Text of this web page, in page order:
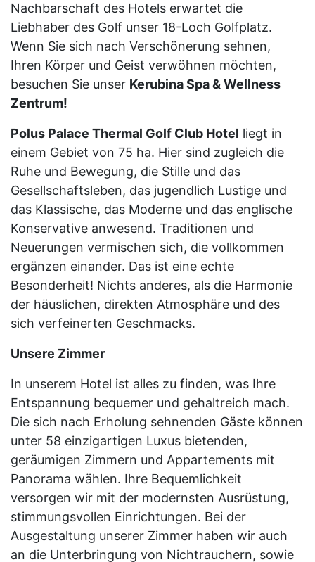
Nachbarschaft des Hotels erwartet die
Liebhaber des Golf unser 18-Loch Golfplatz.
Wenn Sie sich nach Verschönerung sehnen,
Ihren Körper und Geist verwöhnen möchten,
besuchen Sie unser Kerubina Spa & Wellness
Zentrum!
Polus Palace Thermal Golf Club Hotel liegt in
einem Gebiet von 75 ha. Hier sind zugleich die
Ruhe und Bewegung, die Stille und das
Gesellschaftsleben, das jugendlich Lustige und
das Klassische, das Moderne und das englische
Konservative anwesend. Traditionen und
Neuerungen vermischen sich, die vollkommen
ergänzen einander. Das ist eine echte
Besonderheit! Nichts anderes, als die Harmonie
der häuslichen, direkten Atmosphäre und des
sich verfeinerten Geschmacks.
Unsere Zimmer
In unserem Hotel ist alles zu finden, was Ihre
Entspannung bequemer und gehaltreich mach.
Die sich nach Erholung sehnenden Gäste können
unter 58 einzigartigen Luxus bietenden,
geräumigen Zimmern und Appartements mit
Panorama wählen. Ihre Bequemlichkeit
versorgen wir mit der modernsten Ausrüstung,
stimmungsvollen Einrichtungen. Bei der
Ausgestaltung unserer Zimmer haben wir auch
an die Unterbringung von Nichtrauchern, sowie